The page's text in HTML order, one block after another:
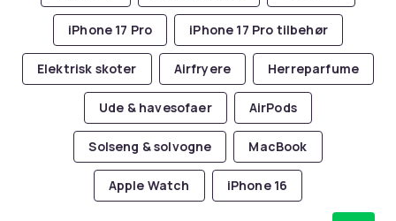
iPhone 17 Pro iPhone 17 Pro tilbehør
Elektrisk skoter Airfryere Herreparfume
Ude & havesofaer AirPods
Solseng & solvogne MacBook
Apple Watch iPhone 16